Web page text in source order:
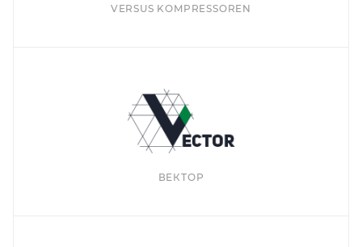
VERSUS KOMPRESSOREN
ВЕКТОР